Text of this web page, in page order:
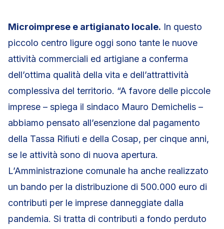
Microimprese e artigianato locale. In questo
piccolo centro ligure oggi sono tante le nuove
attività commerciali ed artigiane a conferma
dell’ottima qualità della vita e dell’attrattività
complessiva del territorio. “A favore delle piccole
imprese – spiega il sindaco Mauro Demichelis –
abbiamo pensato all’esenzione dal pagamento
della Tassa Riﬁuti e della Cosap, per cinque anni,
se le attività sono di nuova apertura.
L’Amministrazione comunale ha anche realizzato
un bando per la distribuzione di 500.000 euro di
contributi per le imprese danneggiate dalla
pandemia. Si tratta di contributi a fondo perduto